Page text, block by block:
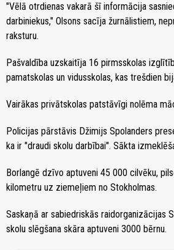
"Vēlā otrdienas vakarā šī informācija
darbiniekus," Olsons sacīja žurnālistiem,
raksturu.
Pašvaldība uzskaitīja 16 pirmsskolas
pamatskolas un vidusskolas, kas trešdien
Vairākas privātskolas patstāvīgi nolēma
Policijas pārstāvis Džimijs Spolanders
ka ir "draudi skolu darbībai". Sākta
Borlangē dzīvo aptuveni 45 000 cilvēku,
kilometru uz ziemeļiem no Stokholmas.
Saskaņā ar sabiedriskās raidorganizācijas
skolu slēgšana skāra aptuveni 3000 bērnu.